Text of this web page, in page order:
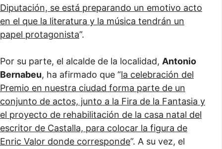
Diputación, se está preparando un emotivo acto
en el que la literatura y la música tendrán un
papel protagonista”.
Por su parte, el alcalde de la localidad, Antonio
Bernabeu, ha afirmado que “la celebración del
Premio en nuestra ciudad forma parte de un
conjunto de actos, junto a la Fira de la Fantasia y
el proyecto de rehabilitación de la casa natal del
escritor de Castalla, para colocar la figura de
Enric Valor donde corresponde”. A su vez, el